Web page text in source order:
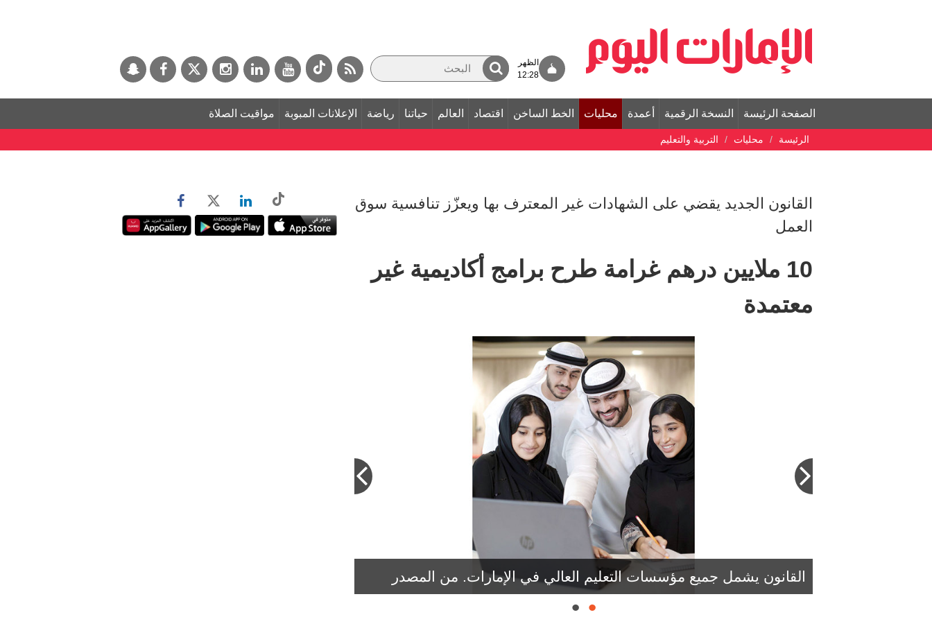
الظهر
12:28
الصفحة الرئيسة النسخة الرقمية أعمدة محليات الخط الساخن اقتصاد العالم حياتنا رياضة الإعلانات المبوبة مواقيت الصلاة
الرئيسة محليات التربية والتعليم
القانون الجديد يقضي على الشهادات غير المعترف بها ويعزّز تنافسية سوق
العمل
10 ملايين درهم غرامة طرح برامج أكاديمية غير
معتمدة
القانون يشمل جميع مؤسسات التعليم العالي في الإمارات. من المصدر
طيف الأميري: القانون الجديد وضع إطاراً تشريعياً حديثاً وموحداً ينظم قطاع
التعليم العالي في الدولة ويواكب التغيرات العالمية.